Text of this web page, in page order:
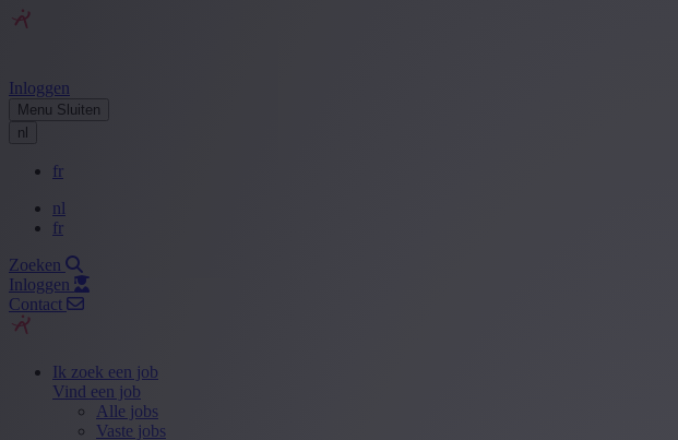
Inloggen
Menu Sluiten
nl
fr
nl
fr
Zoeken
Inloggen
Contact
Ik zoek een job
Vind een job
Alle jobs
Vaste jobs